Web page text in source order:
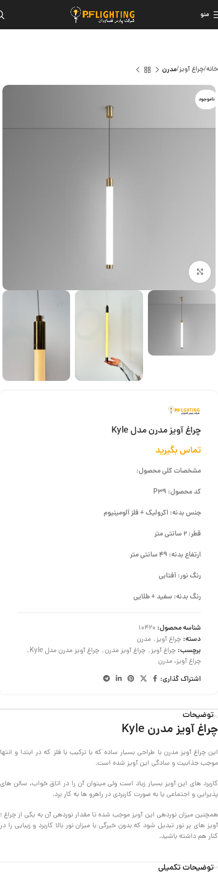
منو
خانه چراغ آویز مدرن
ناموجود
بزرگنمایی تصویر
چراغ آویز مدرن مدل Kyle
تماس بگیرید
مشخصات کلی محصول:
کد محصول: P39
جنس بدنه: اکرولیک + فلز آلومینیوم
قطر: 2 سانتی متر
ارتفاع بدنه: 49 سانتی متر
رنگ نور: آفتابی
رنگ بدنه: سفید + طلایی
شناسه محصول: 10420
دسته: چراغ آویز, مدرن
برچسب: چراغ آویز, چراغ آویز مدرن, چراغ آویز مدرن مدل Kyle
,
چراغ آویز، مدرن
اشتراک گذاری:
توضیحات
چراغ آویز مدرن Kyle
این چراغ آویز مدرن با طراحی بسیار ساده که با ترکیب با فلز که در ابتدا و انتها
موجب جذابیت و سادگی این آویز شده است.
کاربرد های این آویز بسیار زیاد است ولی میتوان آن را در اتاق خواب، سالن های
پذیرایی و اجتماعی یا به صورت کاربردی در راهرو ها به کار برد.
همچنین میزان نوردهی این آویز موجب شده تا مقدار نوردهی آن به یکی از چراغ ؛
آویز های پر نور تبدیل شود که بدون خیرگی با میزان نور بالا کاربرد و زیبایی را در
کنار هم داشته باشید.
توضیحات تکمیلی